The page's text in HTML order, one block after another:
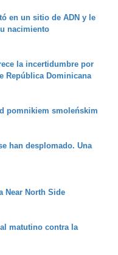
en un sitio de ADN y le
nacimiento
la incertidumbre por
República Dominicana
pomnikiem smoleńskim
han desplomado. Una
Near North Side
matutino contra la